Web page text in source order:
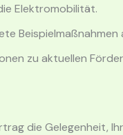
Elektromobilität.
Beispielmaßnahmen
zu aktuellen
die Gelegenheit,